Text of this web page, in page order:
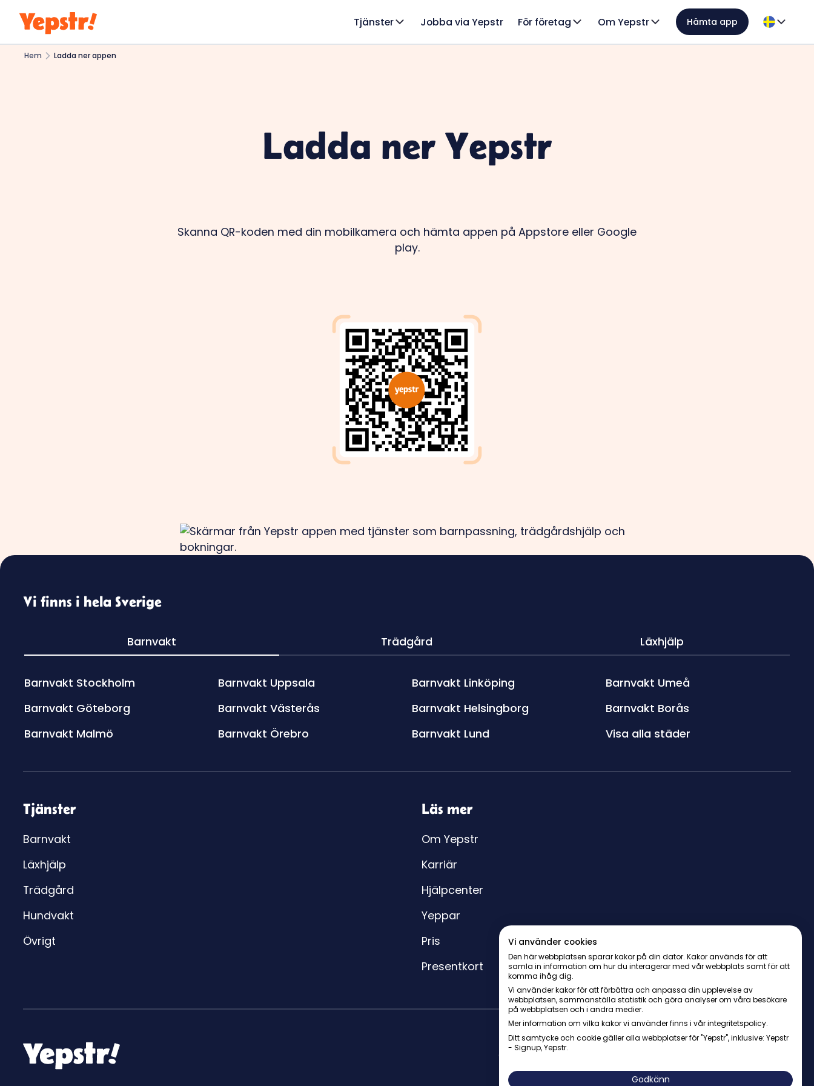
Tjänster Jobba via Yepstr För företag Om Yepstr Hämta app
Hem Ladda ner appen
Ladda ner Yepstr
Skanna QR-koden med din mobilkamera och hämta appen på Appstore eller Google
play.
Vi finns i hela Sverige
Barnvakt Trädgård Läxhjälp
Barnvakt Stockholm
Barnvakt Göteborg
Barnvakt Malmö
Barnvakt Uppsala
Barnvakt Västerås
Barnvakt Örebro
Barnvakt Linköping
Barnvakt Helsingborg
Barnvakt Lund
Barnvakt Umeå
Barnvakt Borås
Visa alla städer
Tjänster
Barnvakt
Läxhjälp
Trädgård
Hundvakt
Övrigt
Läs mer
Om Yepstr
Karriär
Hjälpcenter
Yeppar
Pris
Presentkort
© Yepstr AB・Org. 556997-9817・Arenavägen 39, 121 77 Johanneshov
Vi använder cookies
Den här webbplatsen sparar kakor på din dator. Kakor används för att
samla in information om hur du interagerar med vår webbplats samt för att
komma ihåg dig.
Vi använder kakor för att förbättra och anpassa din upplevelse av
webbplatsen, sammanställa statistik och göra analyser om våra besökare
på webbplatsen och i andra medier.
Mer information om vilka kakor vi använder finns i vår integritetspolicy.
Ditt samtycke och cookie gäller alla webbplatser för "Yepstr", inklusive: Yepstr
- Signup, Yepstr.
Godkänn